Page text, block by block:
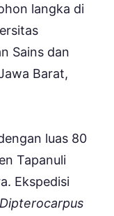
langka di
Sains dan
Barat,
luas 80
Tapanuli
Ekspedisi
Dipterocarpus